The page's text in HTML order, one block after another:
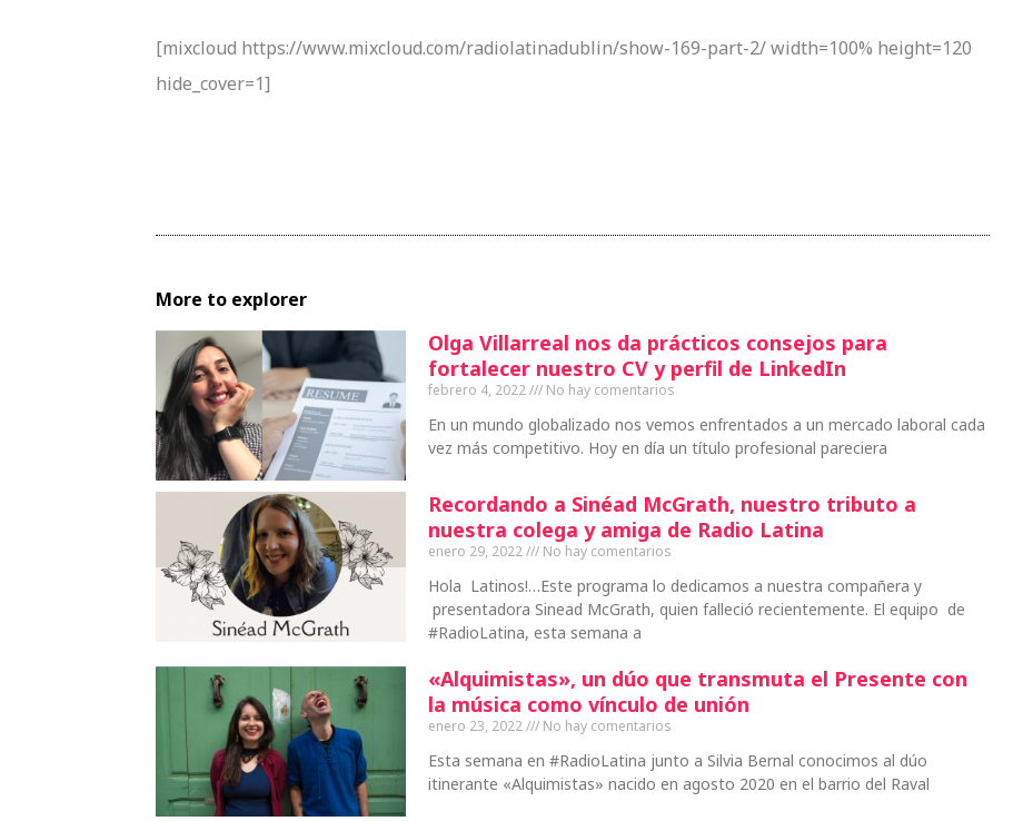
[mixcloud https://www.mixcloud.com/radiolatinadublin/show-169-part-2/ width=100% height=120
hide_cover=1]
More to explorer
Olga Villarreal nos da prácticos consejos para
fortalecer nuestro CV y perfil de LinkedIn
febrero 4, 2022 No hay comentarios
En un mundo globalizado nos vemos enfrentados a un mercado laboral cada
vez más competitivo. Hoy en día un título profesional pareciera
Recordando a Sinéad McGrath, nuestro tributo a
nuestra colega y amiga de Radio Latina
enero 29, 2022 No hay comentarios
Hola Latinos!…Este programa lo dedicamos a nuestra compañera y
presentadora Sinead McGrath, quien falleció recientemente. El equipo de
#RadioLatina, esta semana a
«Alquimistas», un dúo que transmuta el Presente con
la música como vínculo de unión
enero 23, 2022 No hay comentarios
Esta semana en #RadioLatina junto a Silvia Bernal conocimos al dúo
itinerante «Alquimistas» nacido en agosto 2020 en el barrio del Raval